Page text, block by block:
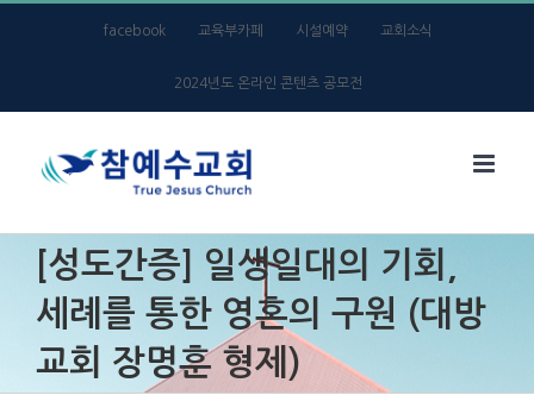
facebook 교육부카페 시설예약 교회소식
2024년도 온라인 콘텐츠 공모전
[성도간증] 일생일대의 기회,
세례를 통한 영혼의 구원 (대방
교회 장명훈 형제)